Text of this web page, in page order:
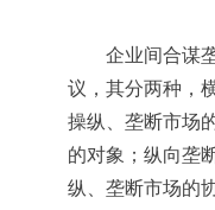
企业间合谋垄
议，其分两种，
操纵、垄断市场
的对象；纵向垄
纵、垄断市场的